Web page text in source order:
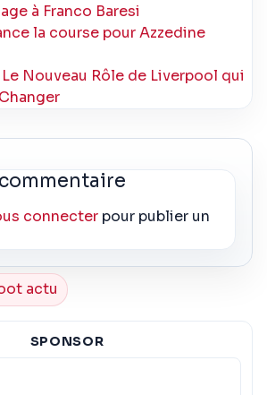
à Franco Baresi
la course pour Azzedine
Nouveau Rôle de Liverpool qui
connecter pour publier un
actu
SPONSOR